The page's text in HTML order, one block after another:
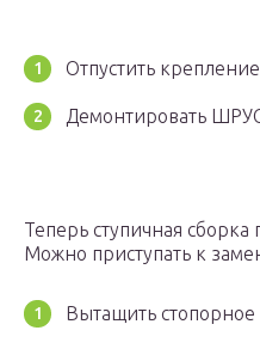
Отпустить
Демонтировать
Теперь ступичная сборка
Можно приступать к
Вытащить стопорное